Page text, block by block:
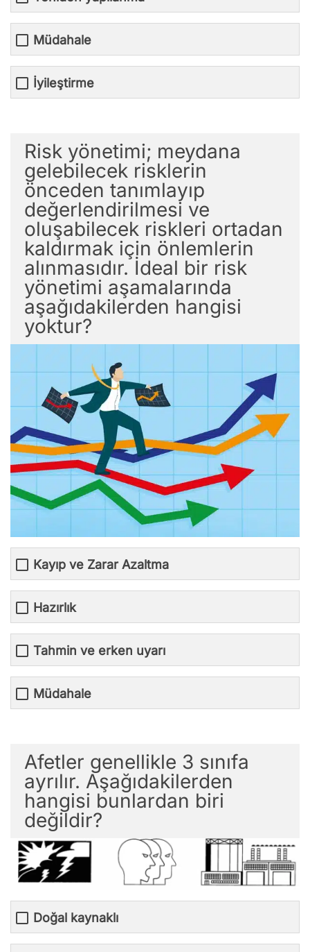
Müdahale
İyileştirme
Risk yönetimi; meydana
gelebilecek risklerin
önceden tanımlayıp
değerlendirilmesi ve
oluşabilecek riskleri ortadan
kaldırmak için önlemlerin
alınmasıdır. İdeal bir risk
yönetimi aşamalarında
aşağıdakilerden hangisi
yoktur?
Kayıp ve Zarar Azaltma
Hazırlık
Tahmin ve erken uyarı
Müdahale
Afetler genellikle 3 sınıfa
ayrılır. Aşağıdakilerden
hangisi bunlardan biri
değildir?
Doğal kaynaklı